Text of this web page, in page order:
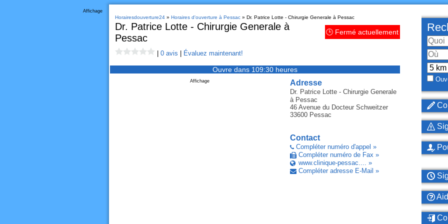
Affichage
Horairesdouverture24» Horaires d'ouverture à Pessac» Dr. Patrice Lotte - Chirurgie Generale à Pessac
Dr. Patrice Lotte - Chirurgie Generale à
Pessac
🕒 Fermé actuellement
0 avis Évaluez maintenant!
Ouvre dans 109:30 heures
Adresse
Dr. Patrice Lotte - Chirurgie Generale
à Pessac
46 Avenue du Docteur Schweitzer
33600 Pessac
Contact
Compléter numéro d'appel »
Compléter numéro de Fax »
www.clinique-pessac.... »
Compléter adresse E-Mail »
Affichage